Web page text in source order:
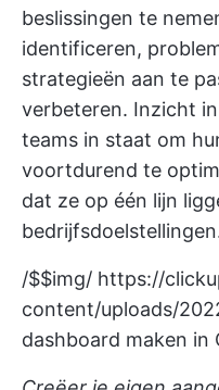
beslissingen te
identificeren,
strategieën aan te
verbeteren. Inzicht
teams in staat om
voortdurend te
dat ze op één lijn
/$$img/ https://
content/uploads/
dashboard maken in